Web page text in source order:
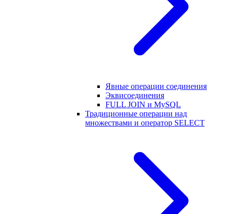
Явные операции соединения
Эквисоединения
FULL JOIN и MySQL
Традиционные операции над
множествами и оператор SELECT